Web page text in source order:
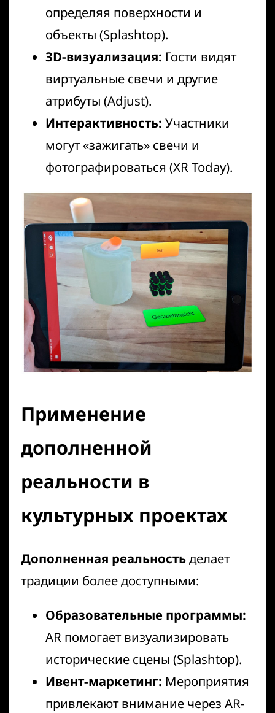
определяя поверхности и
объекты (Splashtop).
3D-визуализация: Гости видят
виртуальные свечи и другие
атрибуты (Adjust).
Интерактивность: Участники
могут «зажигать» свечи и
фотографироваться (XR Today).
Применение
дополненной
реальности в
культурных проектах
Дополненная реальностьделает
традиции более доступными:
Образовательные программы:
AR помогает визуализировать
исторические сцены (Splashtop).
Ивент-маркетинг: Мероприятия
привлекают внимание через AR-